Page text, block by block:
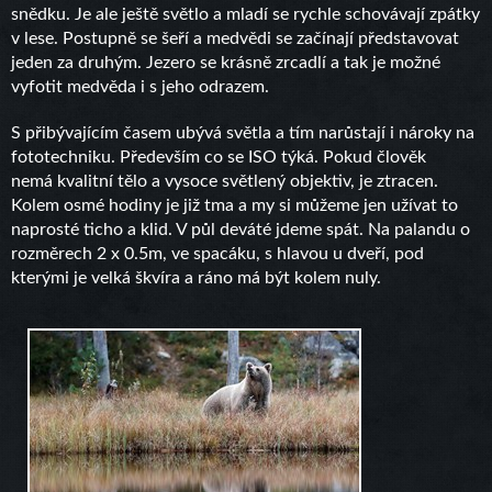
snědku. Je ale ještě světlo a mladí se rychle schovávají zpátky
v lese. Postupně se šeří a medvědi se začínají představovat
jeden za druhým. Jezero se krásně zrcadlí a tak je možné
vyfotit medvěda i s jeho odrazem.
S přibývajícím časem ubývá světla a tím narůstají i nároky na
fototechniku. Především co se ISO týká. Pokud člověk
nemá kvalitní tělo a vysoce světlený objektiv, je ztracen.
Kolem osmé hodiny je již tma a my si můžeme jen užívat to
naprosté ticho a klid. V půl deváté jdeme spát. Na palandu o
rozměrech 2 x 0.5m, ve spacáku, s hlavou u dveří, pod
kterými je velká škvíra a ráno má být kolem nuly.